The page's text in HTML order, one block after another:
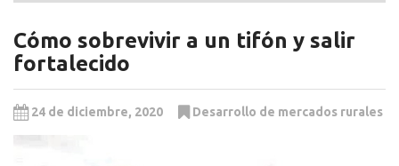
Cómo sobrevivir a un tifón y salir
fortalecido
24 de diciembre, 2020 Desarrollo de mercados rurales